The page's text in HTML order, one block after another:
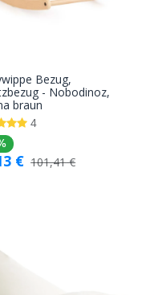
In den
Warenkorb
Bezug,
- Nobodinoz,
braun
4
€ 101,41€